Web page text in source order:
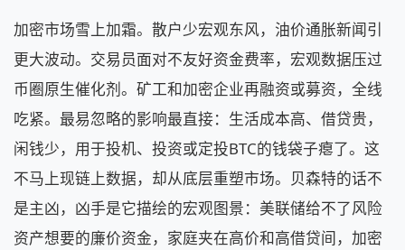
加密市场雪上加霜。散户少宏观东风，油价通胀新闻引
更大波动。交易员面对不友好资金费率，宏观数据压过
币圈原生催化剂。矿工和加密企业再融资或募资，全线
吃紧。最易忽略的影响最直接：生活成本高、借贷贵，
闲钱少，用于投机、投资或定投BTC的钱袋子瘪了。这
不马上现链上数据，却从底层重塑市场。贝森特的话不
是主凶，凶手是它描绘的宏观图景：美联储给不了风险
资产想要的廉价资金，家庭夹在高价和高借贷间，加密